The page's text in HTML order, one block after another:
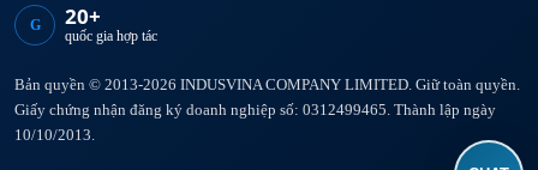
G 20+
quốc gia hợp tác
Bản quyền © 2013-2026 INDUSVINA COMPANY LIMITED. Giữ toàn quyền.
Giấy chứng nhận đăng ký doanh nghiệp số: 0312499465. Thành lập ngày
10/10/2013.